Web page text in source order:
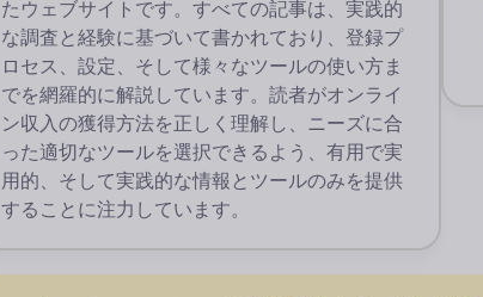
たウェブサイトです。すべての記事は、実践的
な調査と経験に基づいて書かれており、登録プ
ロセス、設定、そして様々なツールの使い方ま
でを網羅的に解説しています。読者がオンライ
ン収入の獲得方法を正しく理解し、ニーズに合
った適切なツールを選択できるよう、有用で実
用的、そして実践的な情報とツールのみを提供
することに注力しています。